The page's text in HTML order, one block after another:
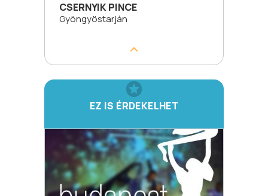
CSERNYIK PINCE
Gyöngyöstarján
EZ IS ÉRDEKELHET